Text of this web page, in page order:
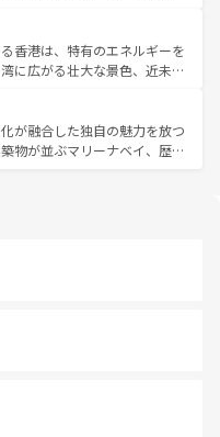
ベトナムコーヒーなどは、ぜ
域を訪れてもあたたかい人々
、きっと忘れられない旅にな
ではチェンマイなどの山岳地
はプーケットやクラビの美し
しむことができる。タイ料理
、どの季節にも異なる楽しみ
タイの人々、仏教を中心とし
源が、訪れる旅人を魅了し続
香港は、特有のエネルギーを
に広がる壮大な景色、近未来
はず。観光スポットが密集し
回れるのも魅力。息をのむよ
で、香港を存分に楽しみ尽く
が融合した独自の魅力を放つ
物が並ぶマリーナベイ、歴史
を楽しめる外せないスポット